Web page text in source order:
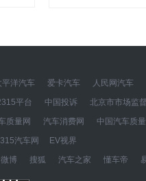
平洋汽车 爱卡汽车 人民网汽车
平台 中国投诉 北京市市场监
质量网 汽车消费网 中国汽车质
315汽车网
EV视界
微博 搜狐 汽车之家 懂车帝